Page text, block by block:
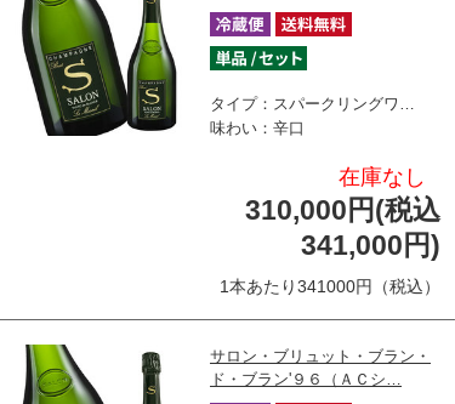
タイプ：スパークリングワ…
味わい：辛口
在庫なし
310,000円(税込
341,000円)
1本あたり341000円（税込）
サロン・ブリュット・ブラン・
ド・ブラン'９６（ＡＣシ…